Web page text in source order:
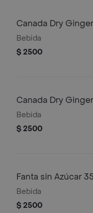
Canada Dry
ml
Bebida
$ 2500
Canada Dry
Bebida
$ 2500
Fanta sin Azúcar
Bebida
$ 2500